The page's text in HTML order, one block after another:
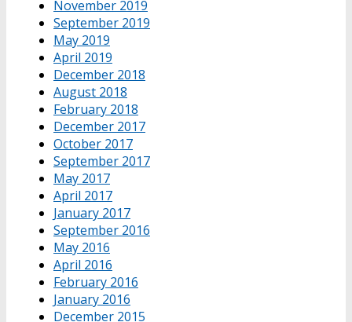
November 2019
September 2019
May 2019
April 2019
December 2018
August 2018
February 2018
December 2017
October 2017
September 2017
May 2017
April 2017
January 2017
September 2016
May 2016
April 2016
February 2016
January 2016
December 2015